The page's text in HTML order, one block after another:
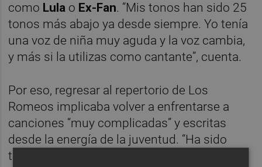
como Lula o Ex-Fan. “Mis tonos han sido 25
tonos más abajo ya desde siempre. Yo tenía
una voz de niña muy aguda y la voz cambia,
y más si la utilizas como cantante”, cuenta.
Por eso, regresar al repertorio de Los
Romeos implicaba volver a enfrentarse a
canciones “muy complicadas” y escritas
desde la energía de la juventud. “Ha sido
todo un reto para nosotros”, reconoce.